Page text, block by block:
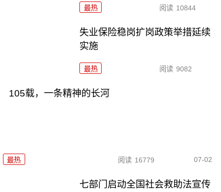
最热 阅读 10844
失业保险稳岗扩岗政策举措延续
实施
最热 阅读 9082
105载，一条精神的长河
最热 阅读 16779 07-02
七部门启动全国社会救助法宣传